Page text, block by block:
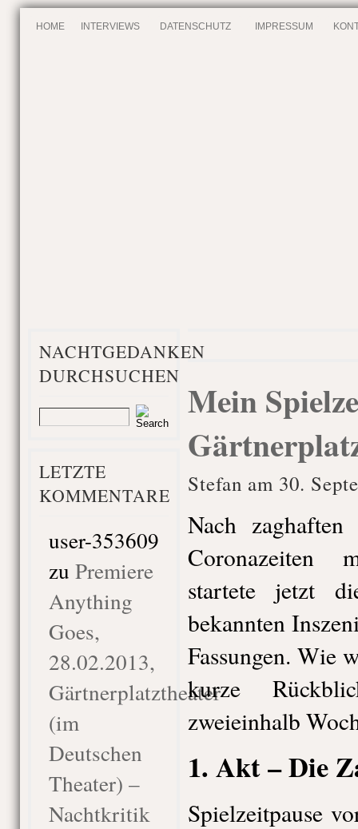
HOME INTERVIEWS DATENSCHUTZ IMPRESSUM
NACHTGEDANKEN
DURCHSUCHEN
LETZTE
KOMMENTARE
user-353609
zu Premiere
Anything
Goes,
28.02.2013,
Gärtnerplatztheater
(im
Deutschen
Theater) –
Nachtkritik
Mein
Stefan am 30.
Nach
Coronazeiten
startete jetzt
bekannten
Fassungen. Wie
kurze
zweieinhalb
1. Akt – Die
Spielzeitpause